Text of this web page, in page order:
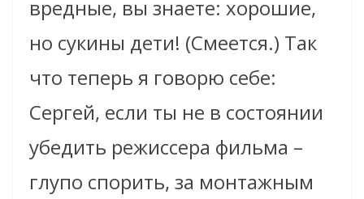
вредные, вы знаете: хорошие,
но сукины дети! (Смеется.) Так
что теперь я говорю себе:
Сергей, если ты не в состоянии
убедить режиссера фильма –
глупо спорить, за монтажным